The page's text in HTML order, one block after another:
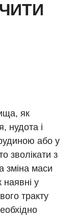
як
нудота і
або у
зволікати з
зміна маси
наявні у
тракту